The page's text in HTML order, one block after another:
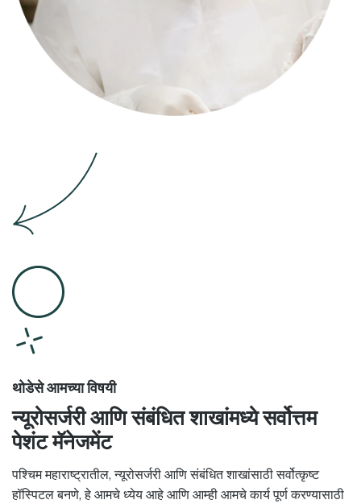
थोडेसे आमच्या विषयी
न्यूरोसर्जरी आणि संबंधित शाखांमध्ये सर्वोत्तम
पेशंट मॅनेजमेंट
पश्चिम महाराष्ट्रातील, न्यूरोसर्जरी आणि संबंधित शाखांसाठी सर्वोत्कृष्ट
हॉस्पिटल बनणे, हे आमचे ध्येय आहे आणि आम्ही आमचे कार्य पूर्ण करण्यासाठी